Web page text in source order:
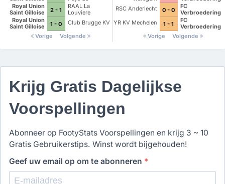
Charleroi
Royal Union
Saint Gilloise
2 - 1
RAAL La
Louviere
Royal Union
Saint Gilloise
1 - 0
Club Brugge KV
Vorige
Volgende
Hekelgem
Dender
Eendracht
Hekelgem
RSC Anderlecht 0 - 0
FC
Verbroedering
Dender
Eendracht
YR KV Mechelen 1 - 1
FC
Verbroedering
Dender
Eendracht
Vorige Volgende
Krijg Gratis Dagelijkse
Voorspellingen
Abonneer op FootyStats Voorspellingen en krijg 3 ~ 10
Gratis Gebruikerstips. Winst wordt bijgehouden!
Geef uw email op om te abonneren *